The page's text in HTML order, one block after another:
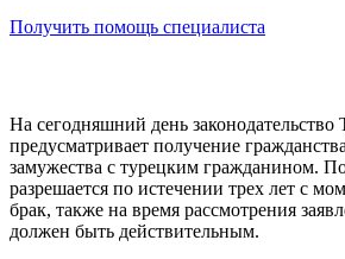
Получить помощь специалиста
На сегодняшний день законодательство
предусматривает получение
замужества с турецким гражданином.
разрешается по истечении трех лет с
брак, также на время рассмотрения
должен быть действительным.